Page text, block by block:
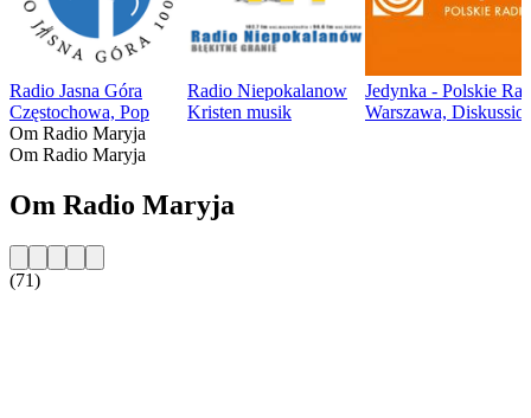
Radio Jasna Góra
Częstochowa, Pop
Radio Niepokalanow
Kristen musik
Jedynka - Polskie
Warszawa,
Om Radio Maryja
Om Radio Maryja
Om Radio Maryja
(71)